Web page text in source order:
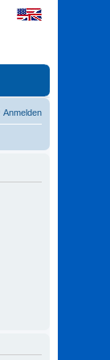
Anmelden